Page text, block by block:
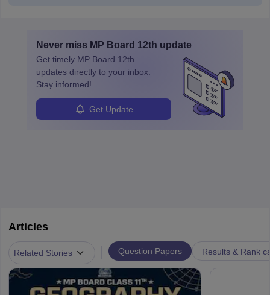
Never miss MP Board 12th update
Get timely MP Board 12th
updates directly to your inbox.
Stay informed!
Get Update
Articles
Related Stories Question Papers Results & Rank